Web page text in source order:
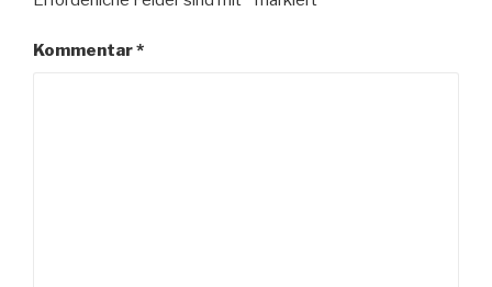
Kommentar*